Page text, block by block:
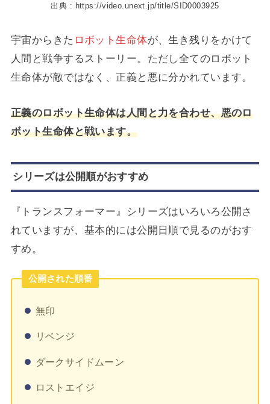
出典 : https://video.unext.jp/title/SID0003925
宇宙からきた ロボット生命体が、生き残りをかけて
人間と戦争するストーリー。ただし全てのロボット
生命体が敵ではなく、正義と悪に分かれています。
正義のロボット生命体は人間と力を合わせ、悪のロ
ボット生命体と戦います。
シリーズは公開順がおすすめ
『トランスフォーマー』シリーズはいろいろ公開さ
れていますが、基本的には公開日順で見るのがおす
すめ。
公開された順番
無印
リベンジ
ダークサイドムーン
ロストエイジ